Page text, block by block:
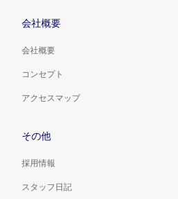
会社概要
会社概要
コンセプト
アクセスマップ
その他
採用情報
スタッフ日記